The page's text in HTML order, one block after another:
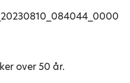
over 50 år.